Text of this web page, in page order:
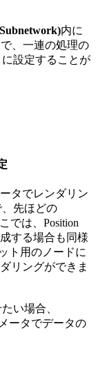
内に
、一連の処理の
設定することが
タでレンダリン
先ほどの
では、Position
する場合も同様
ト用のノードに
リングができま
い場合、
ータでデータの